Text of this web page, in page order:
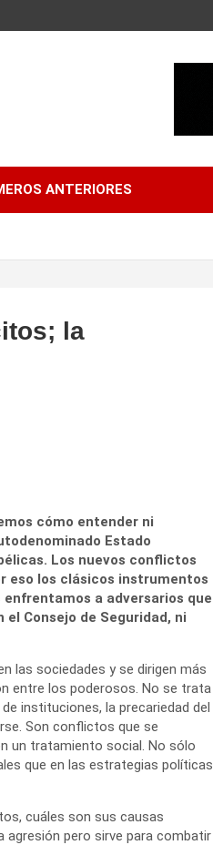
ANTERIORES
la
cómo entender ni
Estado
Los nuevos conflictos
eso los clásicos instrumentos
a adversarios que
Consejo de Seguridad, ni
las sociedades y se dirigen más
entre los poderosos. No se trata
instituciones, la precariedad del
Son conflictos que se
un tratamiento social. No sólo
que en las estrategias políticas
cuáles son sus causas
agresión pero sirve para combatir